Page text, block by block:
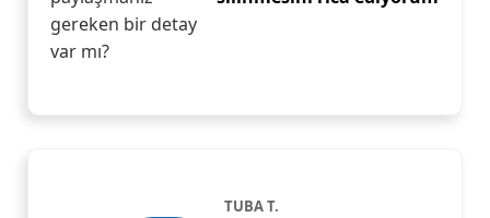
gereken bir detay
var mı?
TUBA T.